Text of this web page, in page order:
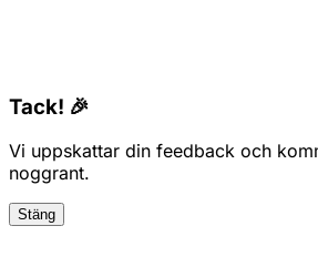
Tack! 🎉
Vi uppskattar din feedback och
noggrant.
Stäng